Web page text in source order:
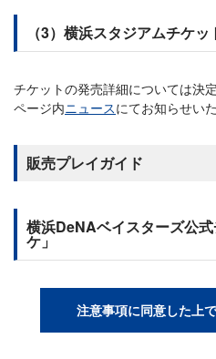
（3）横浜スタジアムチケ
チケットの発売詳細については決
ページ内ニュースにてお知らせい
販売プレイガイド
横浜DeNAベイスターズ公
ケ」
注意事項に同意した上